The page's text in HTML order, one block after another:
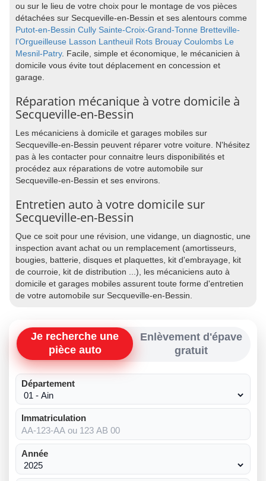
ou sur le lieu de votre choix pour le montage de vos pièces
détachées sur Secqueville-en-Bessin et ses alentours comme
Putot-en-Bessin Cully Sainte-Croix-Grand-Tonne Bretteville-
l'Orgueilleuse Lasson Lantheuil Rots Brouay Coulombs Le
Mesnil-Patry. Facile, simple et économique, le mécanicien à
domicile vous évite tout déplacement en concession et
garage.
Réparation mécanique à votre domicile à
Secqueville-en-Bessin
Les mécaniciens à domicile et garages mobiles sur
Secqueville-en-Bessin peuvent réparer votre voiture. N'hésitez
pas à les contacter pour connaitre leurs disponibilités et
procédez aux réparations de votre automobile sur
Secqueville-en-Bessin et ses environs.
Entretien auto à votre domicile sur
Secqueville-en-Bessin
Que ce soit pour une révision, une vidange, un diagnostic, une
inspection avant achat ou un remplacement (amortisseurs,
bougies, batterie, disques et plaquettes, kit d'embrayage, kit
de courroie, kit de distribution ...), les mécaniciens auto à
domicile et garages mobiles assurent toute forme d'entretien
de votre automobile sur Secqueville-en-Bessin.
Je recherche une
pièce auto
Enlèvement d'épave
gratuit
Département
Immatriculation
Année